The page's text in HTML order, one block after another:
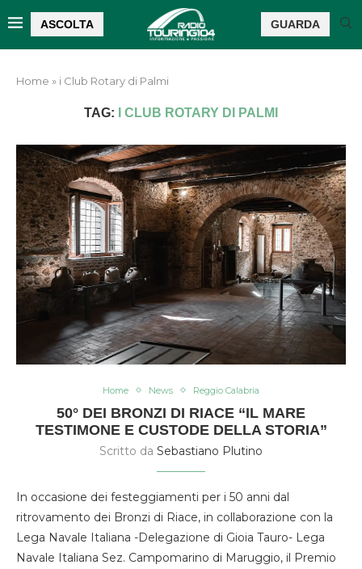
ASCOLTA GUARDA
Home » i Club Rotary di Palmi
TAG: I CLUB ROTARY DI PALMI
Home News Reggio Calabria
50° DEI BRONZI DI RIACE “IL MARE
TESTIMONE E CUSTODE DELLA STORIA”
Scritto da Sebastiano Plutino
In occasione dei festeggiamenti per i 50 anni dal
ritrovamento dei Bronzi di Riace, in collaborazione con la
Lega Navale Italiana -Delegazione di Gioia Tauro- Lega
Navale Italiana Sez. Campomarino di Maruggio, il Premio